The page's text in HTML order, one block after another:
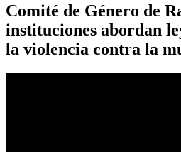
Comité de Género de
instituciones abordan
la violencia contra la